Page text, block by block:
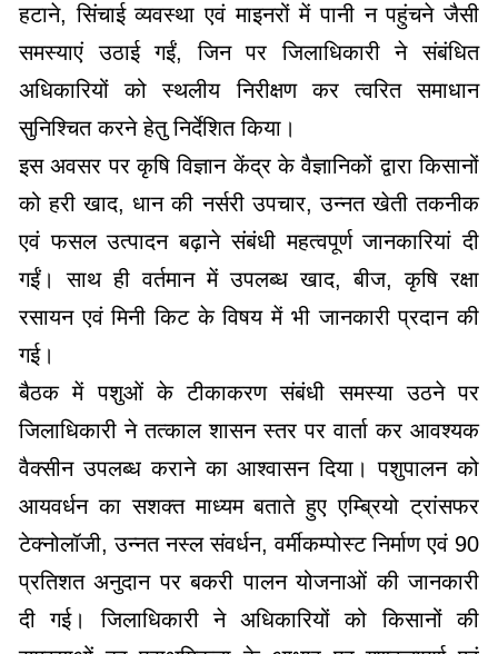
हटाने, सिंचाई व्यवस्था एवं माइनरों में पानी न पहुंचने जैसी
समस्याएं उठाई गईं, जिन पर जिलाधिकारी ने संबंधित
अधिकारियों को स्थलीय निरीक्षण कर त्वरित समाधान
सुनिश्चित करने हेतु निर्देशित किया।
इस अवसर पर कृषि विज्ञान केंद्र के वैज्ञानिकों द्वारा किसानों
को हरी खाद, धान की नर्सरी उपचार, उन्नत खेती तकनीक
एवं फसल उत्पादन बढ़ाने संबंधी महत्वपूर्ण जानकारियां दी
गईं। साथ ही वर्तमान में उपलब्ध खाद, बीज, कृषि रक्षा
रसायन एवं मिनी किट के विषय में भी जानकारी प्रदान की
गई।
बैठक में पशुओं के टीकाकरण संबंधी समस्या उठने पर
जिलाधिकारी ने तत्काल शासन स्तर पर वार्ता कर आवश्यक
वैक्सीन उपलब्ध कराने का आश्वासन दिया। पशुपालन को
आयवर्धन का सशक्त माध्यम बताते हुए एम्ब्रियो ट्रांसफर
टेक्नोलॉजी, उन्नत नस्ल संवर्धन, वर्मीकम्पोस्ट निर्माण एवं 90
प्रतिशत अनुदान पर बकरी पालन योजनाओं की जानकारी
दी गई। जिलाधिकारी ने अधिकारियों को किसानों की